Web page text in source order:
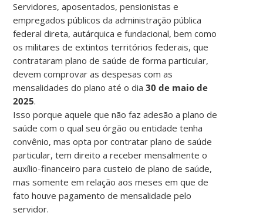
Servidores, aposentados, pensionistas e
empregados públicos da administração pública
federal direta, autárquica e fundacional, bem como
os militares de extintos territórios federais, que
contrataram plano de saúde de forma particular,
devem comprovar as despesas com as
mensalidades do plano até o dia30 de maio de
2025.
Isso porque aquele que não faz adesão a plano de
saúde com o qual seu órgão ou entidade tenha
convênio, mas opta por contratar plano de saúde
particular, tem direito a receber mensalmente o
auxílio-financeiro para custeio de plano de saúde,
mas somente em relação aos meses em que de
fato houve pagamento de mensalidade pelo
servidor.